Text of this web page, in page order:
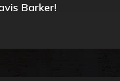
Barker!